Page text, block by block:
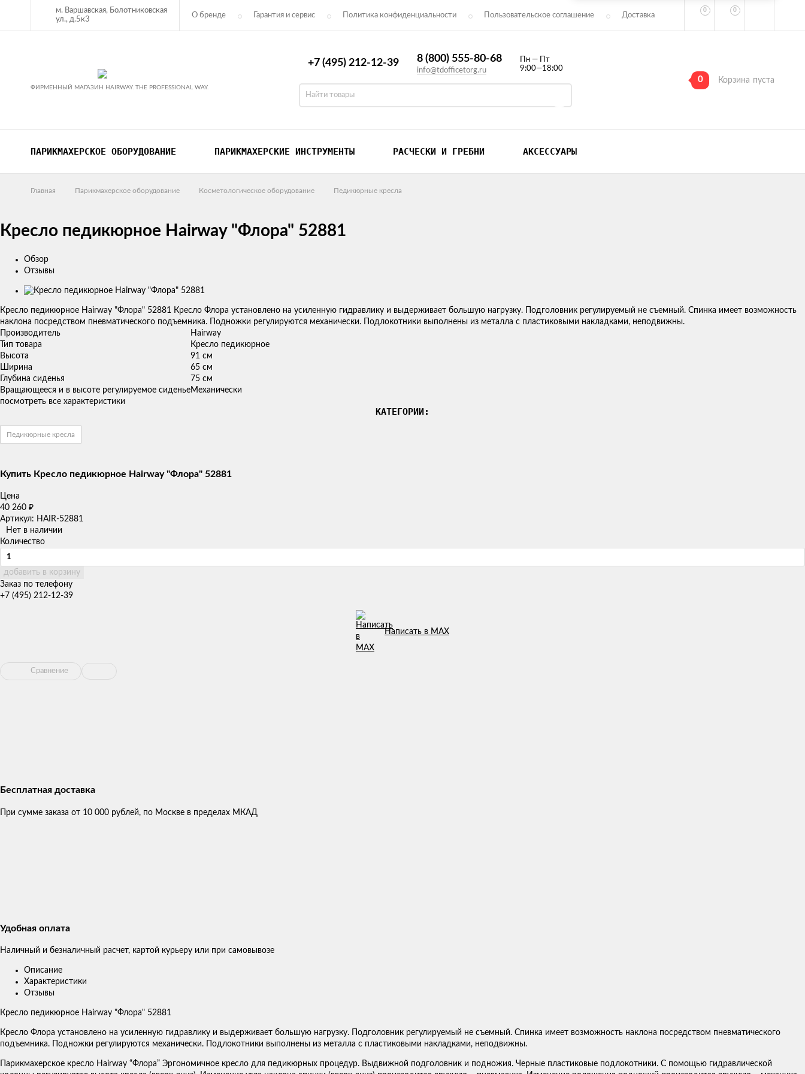
м. Варшавская, Болотниковская
ул., д.5к3
О бренде Гарантия и сервис Политика конфиденциальности Пользовательское соглашение Доставка
0 0
ФИРМЕННЫЙ МАГАЗИН HAIRWAY. THE PROFESSIONAL WAY.
+7 (495) 212-12-39 8 (800) 555-80-68
info@tdofficetorg.ru
Пн — Пт
9:00—18:00
0 Корзина пуста
ПАРИКМАХЕРСКОЕ ОБОРУДОВАНИЕ ПАРИКМАХЕРСКИЕ ИНСТРУМЕНТЫ РАСЧЕСКИ И ГРЕБНИ АКСЕССУАРЫ
Главная Парикмахерское оборудование Косметологическое оборудование Педикюрные кресла
Кресло педикюрное Hairway "Флора" 52881
Обзор
Отзывы
Изображения
товаров
Кресло педикюрное Hairway "Флора" 52881 Кресло Флора установлено на усиленную гидравлику и выдерживает большую нагрузку. Подголовник регулируемый не съемный. Спинка имеет возможность
наклона посредством пневматического подъемника. Подножки регулируются механически. Подлокотники выполнены из металла с пластиковыми накладками, неподвижны.
Производитель
Hairway
Тип товара
Кресло педикюрное
Высота
91 см
Ширина
65 см
Глубина сиденья
75 см
Вращающееся и в высоте регулируемое сиденьеМеханически
посмотреть все характеристики
КАТЕГОРИИ:
Педикюрные кресла
Купить Кресло педикюрное Hairway "Флора" 52881
Цена
40 260 ₽
Артикул: HAIR-52881
Нет в наличии
Количество
добавить в корзину
Заказ по телефону
+7 (495) 212-12-39
Написать в MAX
Сравнение
Бесплатная доставка
При сумме заказа от 10 000 рублей, по Москве в пределах МКАД
Удобная оплата
Наличный и безналичный расчет, картой курьеру или при самовывозе
Описание
Характеристики
Отзывы
Кресло педикюрное Hairway "Флора" 52881
Кресло Флора установлено на усиленную гидравлику и выдерживает большую нагрузку. Подголовник регулируемый не съемный. Спинка имеет возможность наклона посредством пневматического
подъемника. Подножки регулируются механически. Подлокотники выполнены из металла с пластиковыми накладками, неподвижны.
Парикмахерское кресло Hairway “Флора” Эргономичное кресло для педикюрных процедур. Выдвижной подголовник и подножия. Черные пластиковые подлокотники. С помощью гидравлической